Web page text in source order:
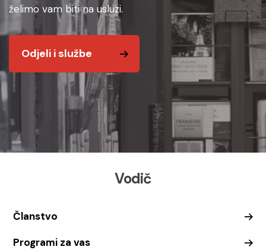
želimo vam biti na usluzi.
Odjeli i službe
Vodič
Članstvo
Programi za vas